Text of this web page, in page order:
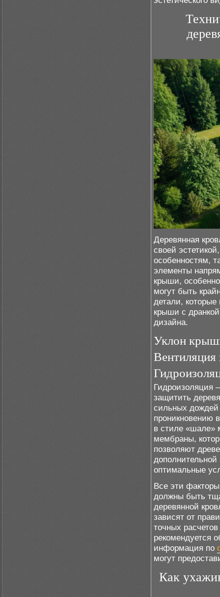
Деревянная
своей
особенностям,
элементы
крыши,
могут быть
детали, которые
крыши с
дизайна.
Уклон
Вентиляция
Гидроизоляция
защитить
сильных дождей
проникновению
в стиле «шале»
мембраны,
позволяют
дополнительной
оптимальные
Все эти
должны быть
деревянной
зависят от
точных
рекомендуется
информация по
могут
Как